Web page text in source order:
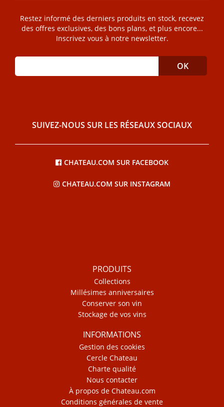
Restez informé des derniers produits en stock, recevez
des offres exclusives, des bons plans, et plus encore...
Inscrivez vous à notre newsletter.
SUIVEZ-NOUS SUR LES RÉSEAUX SOCIAUX
CHATEAU.COM SUR FACEBOOK
CHATEAU.COM SUR INSTAGRAM
PRODUITS
Collections
Millésimes anniversaires
Conserver son vin
Stockage de vos vins
INFORMATIONS
Gestion des cookies
Cercle Chateau
Charte qualité
Nous contacter
À propos de Chateau.com
Conditions générales de vente